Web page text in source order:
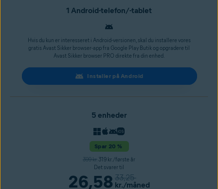
1 Android-telefon/-tablet
Hvis du kun er interesseret i Android-versionen, skal du installere vores
gratis Avast Sikker browser-app fra Google Play Butik og opgradere til
Avast Sikker browser PRO direkte fra din enhed.
Installer på Android
5 enheder
Spar 20 %
399 kr. 319 kr./første år
Det svarer til
26,58 33,25
kr./måned